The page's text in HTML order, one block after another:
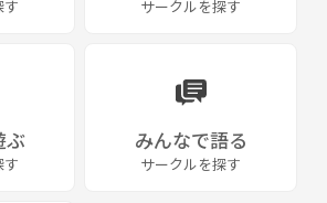
す サークルを探す
ぶ
す
みんなで語る
サークルを探す